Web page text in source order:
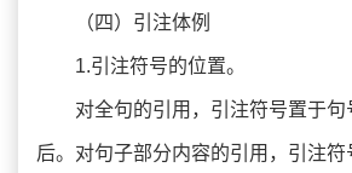
（四）引注体例
1.引注符号的位置。
对全句的引用，引注符号置于句
后。对句子部分内容的引用，引注符